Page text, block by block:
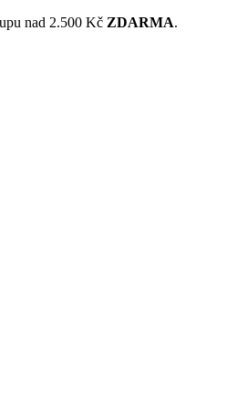
nad 2.500 Kč ZDARMA.